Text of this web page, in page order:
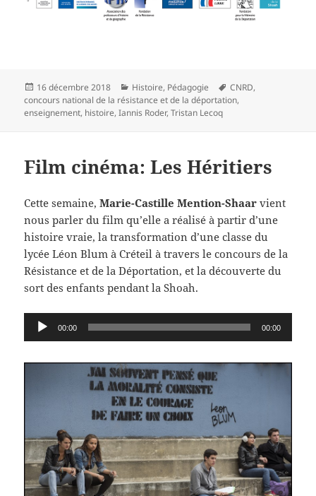
Publié
le
16 décembre 2018 Catégories
Histoire, Pédagogie
Mots-
clés
CNRD,
concours national de la résistance et de la déportation,
enseignement, histoire,Iannis Roder,Tristan Lecoq
Film cinéma: Les Héritiers
Cette semaine,Marie-Castille Mention-Shaar vient
nous parler du film qu’elle a réalisé à partir d’une
histoire vraie, la transformation d’une classe du
lycée Léon Blum à Créteil à travers le concours de la
Résistance et de la Déportation, et la découverte du
sort des enfants pendant la Shoah.
Lecteur 00:00 00:00